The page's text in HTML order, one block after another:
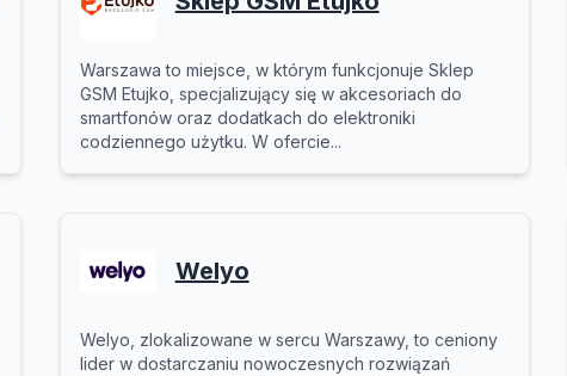
Warszawa to miejsce, w którym funkcjonuje Sklep
GSM Etujko, specjalizujący się w akcesoriach do
smartfonów oraz dodatkach do elektroniki
codziennego użytku. W ofercie...
Welyo
Welyo, zlokalizowane w sercu Warszawy, to ceniony
lider w dostarczaniu nowoczesnych rozwiązań